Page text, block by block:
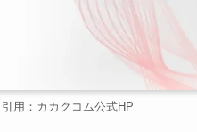
引用：カカクコム公式HP